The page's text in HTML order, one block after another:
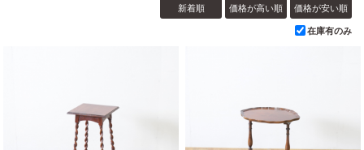
新着順 価格が高い順
価格が安い順
在庫有のみ